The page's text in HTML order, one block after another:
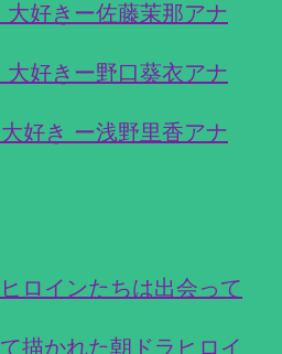
好きー佐藤茉那アナ
好きー野口葵衣アナ
好き ー浅野里香アナ
ロインたちは出会って
描かれた朝ドラヒロイ